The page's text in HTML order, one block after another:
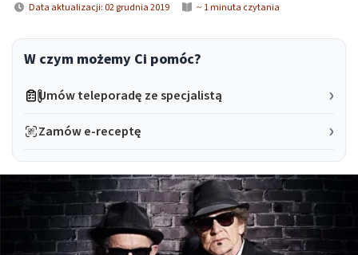
Data aktualizacji: 02 grudnia 2019 ~ 1 minuta czytania
W czym możemy Ci pomóc?
Umów teleporadę ze specjalistą
Zamów e-receptę